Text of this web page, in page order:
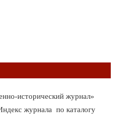
исторический журнал»
журнала по каталогу